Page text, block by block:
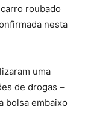
roubado
nesta
uma
de drogas –
bolsa embaixo